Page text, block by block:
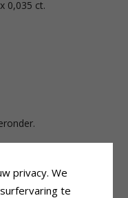
0,035 ct.
privacy. We
te